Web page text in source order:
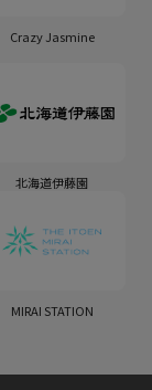
Crazy Jasmine
北海道伊藤園
MIRAI STATION